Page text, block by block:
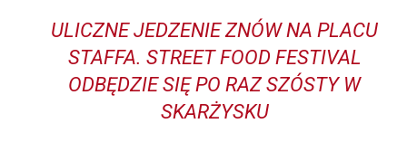
ULICZNE JEDZENIE ZNÓW NA PLACU
STAFFA. STREET FOOD FESTIVAL
ODBĘDZIE SIĘ PO RAZ SZÓSTY W
SKARŻYSKU